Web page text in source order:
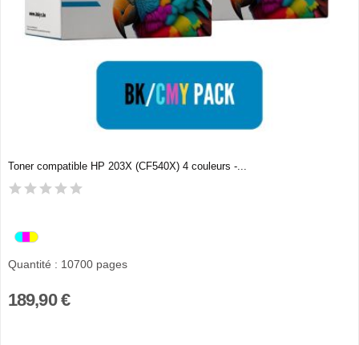
Toner compatible HP 203X (CF540X) 4 couleurs -...
Quantité : 10700 pages
189,90 €